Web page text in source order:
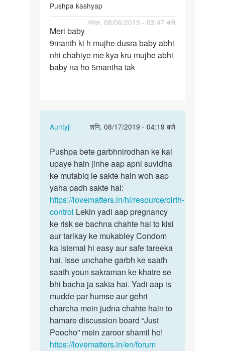
Pushpa kashyap
मंगल, 08/06/2019 - 03:47 बजे
Meri
baby
9manth
ki
Meri baby
9manth ki h mujhe dusra baby abhi
nhi chahiye me kya kru mujhe abhi
baby na ho 5mantha tak
Auntyji
शनि, 08/17/2019 - 04:19 बजे
In
to
Meri
baby
9manth
ki
h
mujhe…
by
Pushpa
kashyap
Pushpa
bete
garbhnirodhan
ke…
Pushpa bete garbhnirodhan ke kai
upaye hain jinhe aap apni suvidha
ke mutabiq le sakte hain woh aap
yaha padh sakte hai:
https://lovematters.in/hi/resource/birth-
control Lekin yadi aap pregnancy
ke risk se bachna chahte hai to kisi
aur tarikay ke mukabley Condom
ka istemal hi easy aur safe tareeka
hai. Isse unchahe garbh ke saath
saath youn sakraman ke khatre se
bhi bacha ja sakta hai. Yadi aap is
mudde par humse aur gehri
charcha mein judna chahte hain to
hamare discussion board “Just
Poocho” mein zaroor shamil ho!
https://lovematters.in/en/forum